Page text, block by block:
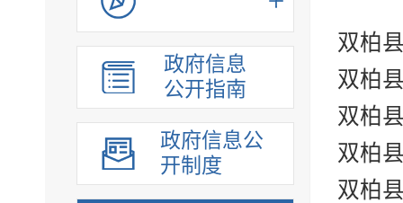
政府信息
公开指南
政府信息公
开制度
双柏
双柏
双柏
双柏
双柏